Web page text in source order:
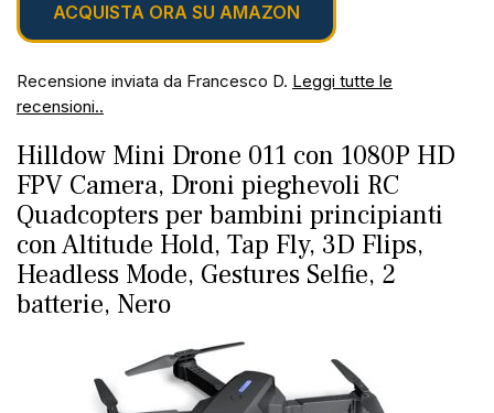
ACQUISTA ORA SU AMAZON
Recensione inviata da Francesco D. Leggi tutte le
recensioni..
Hilldow Mini Drone 011 con 1080P HD
FPV Camera, Droni pieghevoli RC
Quadcopters per bambini principianti
con Altitude Hold, Tap Fly, 3D Flips,
Headless Mode, Gestures Selfie, 2
batterie, Nero